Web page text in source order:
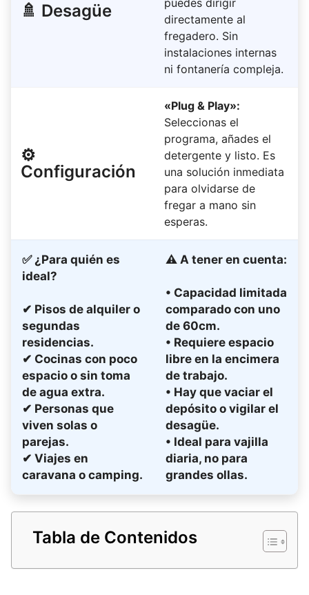
🚿 Desagüe
directamente al
fregadero. Sin
instalaciones internas
ni fontanería compleja.
⚙️
Configuración
«Plug & Play»:
Seleccionas el
programa, añades el
detergente y listo. Es
una solución inmediata
para olvidarse de
fregar a mano sin
esperas.
✅ ¿Para quién es
ideal?
✔ Pisos de alquiler o
segundas
residencias.
✔ Cocinas con poco
espacio o sin toma
de agua extra.
✔ Personas que
viven solas o
parejas.
✔ Viajes en
caravana o camping.
⚠ A tener en cuenta:
• Capacidad limitada
comparado con uno
de 60cm.
• Requiere espacio
libre en la encimera
de trabajo.
• Hay que vaciar el
depósito o vigilar el
desagüe.
• Ideal para vajilla
diaria, no para
grandes ollas.
Tabla de Contenidos